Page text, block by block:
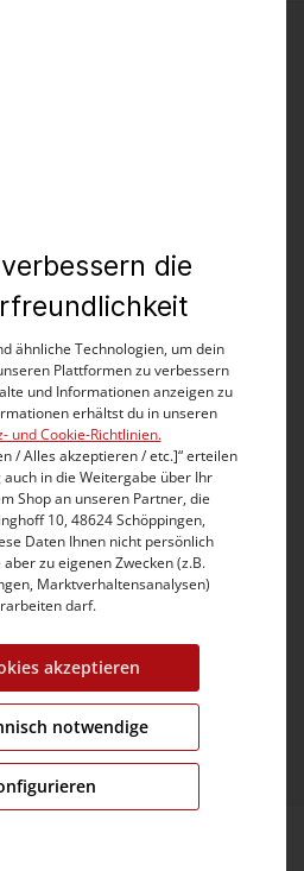
Mehrwertsteuer zzgl.
Nachnahmegebühren, wenn
angegeben.
die
ähnliche Technologien, um dein
Plattformen zu verbessern
und Informationen anzeigen zu
erhältst du in unseren
und Cookie-Richtlinien.
/ Alles akzeptieren / etc.]“ erteilen
in die Weitergabe über Ihr
Shop an unseren Partner, die
10, 48624 Schöppingen,
Daten Ihnen nicht persönlich
zu eigenen Zwecken (z.B.
Marktverhaltensanalysen)
darf.
akzeptieren
notwendige